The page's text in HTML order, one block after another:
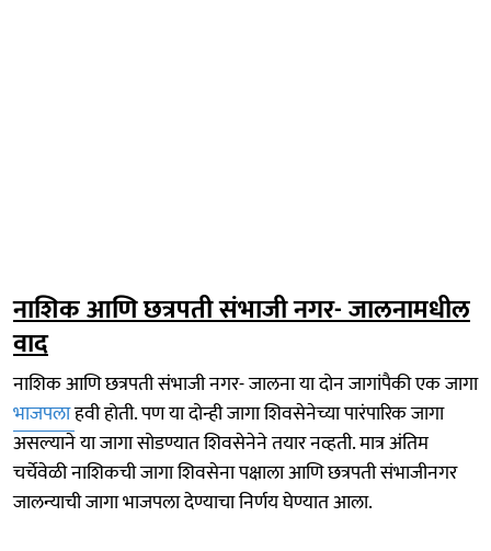
नाशिक आणि छत्रपती संभाजी नगर- जालनामधील
वाद
नाशिक आणि छत्रपती संभाजी नगर- जालना या दोन जागांपैकी एक जागा
भाजपलाहवी होती. पण या दोन्ही जागा शिवसेनेच्या पारंपारिक जागा
असल्याने या जागा सोडण्यात शिवसेनेने तयार नव्हती. मात्र अंतिम
चर्चेवेळी नाशिकची जागा शिवसेना पक्षाला आणि छत्रपती संभाजीनगर
जालन्याची जागा भाजपला देण्याचा निर्णय घेण्यात आला.